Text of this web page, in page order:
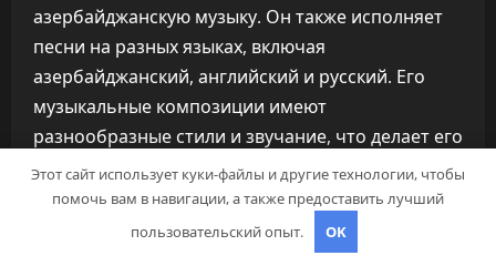
азербайджанскую музыку. Он также исполняет
песни на разных языках, включая
азербайджанский, английский и русский. Его
музыкальные композиции имеют
разнообразные стили и звучание, что делает его
творчество уникальным и интересным для
разных слушателей.
Сколько альбомов выпустил Узеир
Этот сайт использует куки-файлы и другие технологии, чтобы
помочь вам в навигации, а также предоставить лучший
пользовательский опыт.
OK